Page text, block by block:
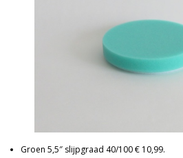
Groen 5,5″ slijpgraad 40/100 € 10,99.